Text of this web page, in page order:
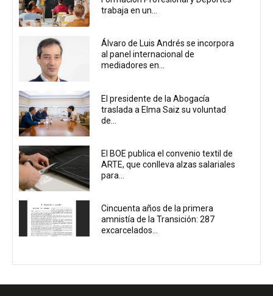
trabaja en un...
Álvaro de Luis Andrés se incorpora
al panel internacional de
mediadores en...
El presidente de la Abogacía
traslada a Elma Saiz su voluntad
de...
El BOE publica el convenio textil de
ARTE, que conlleva alzas salariales
para...
Cincuenta años de la primera
amnistía de la Transición: 287
excarcelados...